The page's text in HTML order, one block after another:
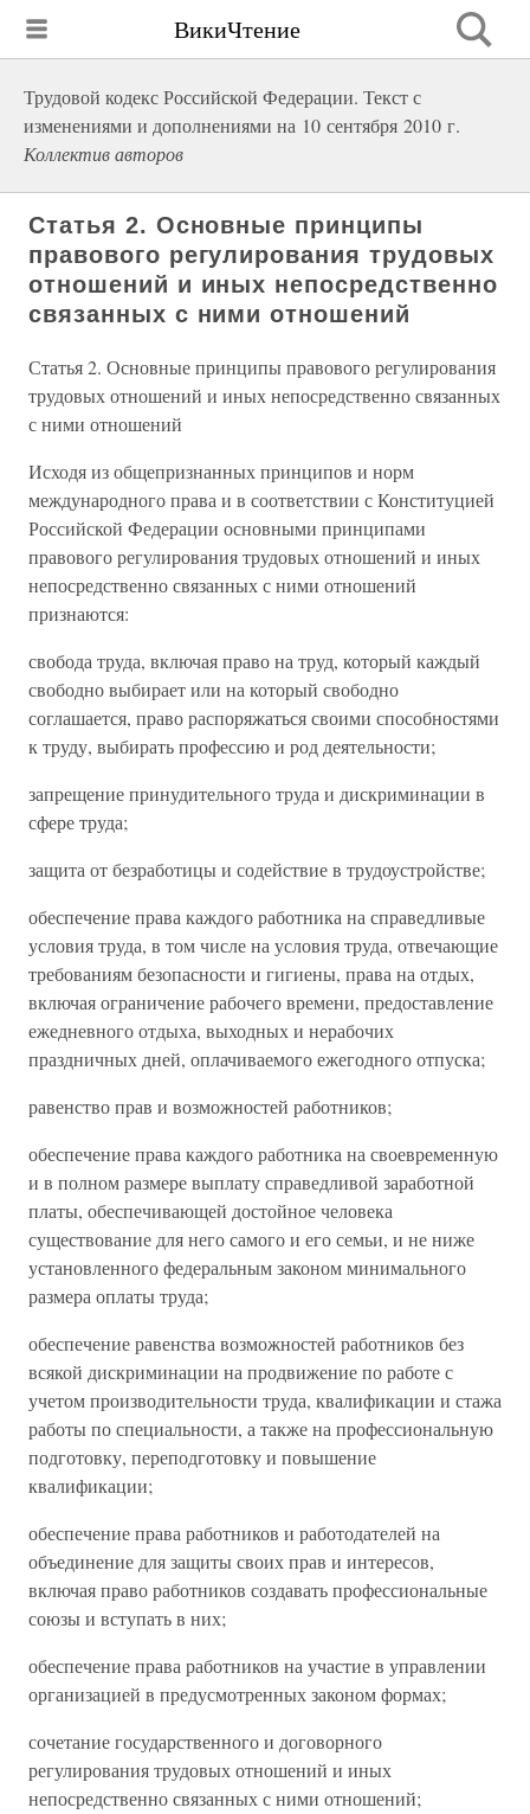
ВикиЧтение
Трудовой кодекс Российской Федерации. Текст с
изменениями и дополнениями на 10 сентября 2010 г.
Коллектив авторов
Статья 2. Основные принципы
правового регулирования трудовых
отношений и иных непосредственно
связанных с ними отношений
Статья 2. Основные принципы правового регулирования
трудовых отношений и иных непосредственно связанных
с ними отношений
Исходя из общепризнанных принципов и норм
международного права и в соответствии с Конституцией
Российской Федерации основными принципами
правового регулирования трудовых отношений и иных
непосредственно связанных с ними отношений
признаются:
свобода труда, включая право на труд, который каждый
свободно выбирает или на который свободно
соглашается, право распоряжаться своими способностями
к труду, выбирать профессию и род деятельности;
запрещение принудительного труда и дискриминации в
сфере труда;
защита от безработицы и содействие в трудоустройстве;
обеспечение права каждого работника на справедливые
условия труда, в том числе на условия труда, отвечающие
требованиям безопасности и гигиены, права на отдых,
включая ограничение рабочего времени, предоставление
ежедневного отдыха, выходных и нерабочих
праздничных дней, оплачиваемого ежегодного отпуска;
равенство прав и возможностей работников;
обеспечение права каждого работника на своевременную
и в полном размере выплату справедливой заработной
платы, обеспечивающей достойное человека
существование для него самого и его семьи, и не ниже
установленного федеральным законом минимального
размера оплаты труда;
обеспечение равенства возможностей работников без
всякой дискриминации на продвижение по работе с
учетом производительности труда, квалификации и стажа
работы по специальности, а также на профессиональную
подготовку, переподготовку и повышение
квалификации;
обеспечение права работников и работодателей на
объединение для защиты своих прав и интересов,
включая право работников создавать профессиональные
союзы и вступать в них;
обеспечение права работников на участие в управлении
организацией в предусмотренных законом формах;
сочетание государственного и договорного
регулирования трудовых отношений и иных
непосредственно связанных с ними отношений;